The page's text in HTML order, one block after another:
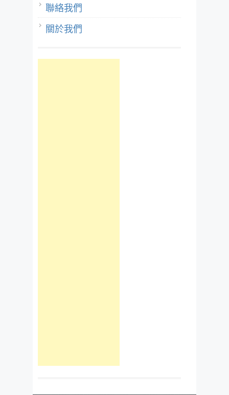
聯絡我們
關於我們